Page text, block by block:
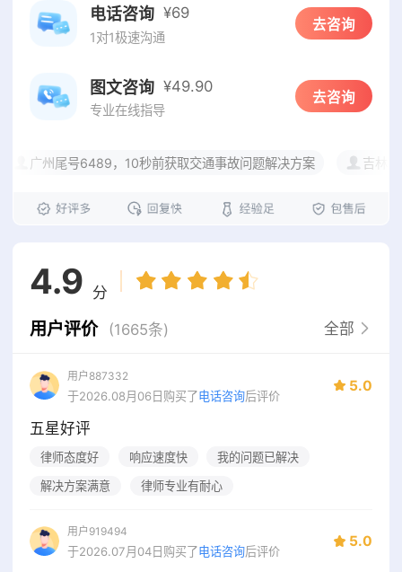
电话咨询 ¥69
1对1极速沟通
去咨询
图文咨询 ¥49.90
专业在线指导
去咨询
广州尾号6489，10秒前获取交通事故问题解决方案 吉林尾
4.9 分
用户评价 (1665条) 全部
用户887332
于2026.08月06日购买了电话咨询后评价
5.0
五星好评
律师态度好 响应速度快 我的问题已解决
解决方案满意 律师专业有耐心
用户919494
于2026.07月04日购买了电话咨询后评价
5.0